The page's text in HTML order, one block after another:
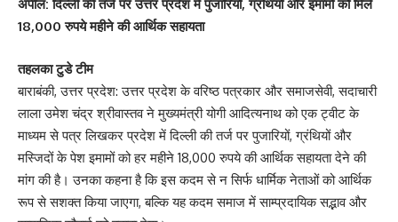
अपील: दिल्ली की तर्ज पर उत्तर प्रदेश में पुजारियों, ग्रंथियों और इमामों को मिले
18,000 रुपये महीने की आर्थिक सहायता
तहलका टुडे टीम
बाराबंकी, उत्तर प्रदेश: उत्तर प्रदेश के वरिष्ठ पत्रकार और समाजसेवी, सदाचारी
लाला उमेश चंद्र श्रीवास्तव ने मुख्यमंत्री योगी आदित्यनाथ को एक ट्वीट के
माध्यम से पत्र लिखकर प्रदेश में दिल्ली की तर्ज पर पुजारियों, ग्रंथियों और
मस्जिदों के पेश इमामों को हर महीने 18,000 रुपये की आर्थिक सहायता देने की
मांग की है। उनका कहना है कि इस कदम से न सिर्फ धार्मिक नेताओं को आर्थिक
रूप से सशक्त किया जाएगा, बल्कि यह कदम समाज में साम्प्रदायिक सद्भाव और